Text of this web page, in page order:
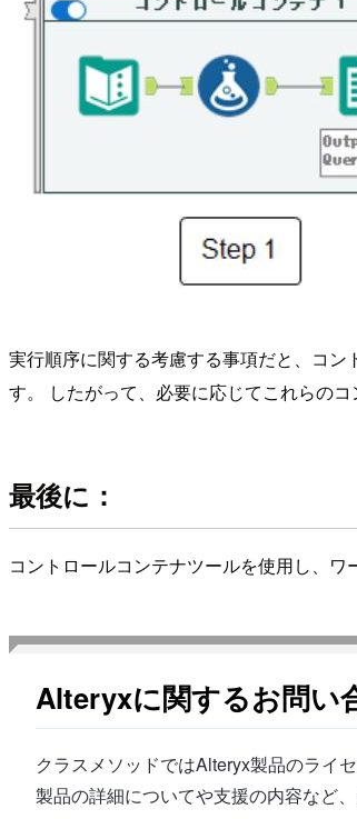
実行順序に関する考慮する事項だと、コ
す。 したがって、必要に応じてこれらの
最後に：
コントロールコンテナツールを使用し、ワ
Alteryxに関するお問い
クラスメソッドではAlteryx製品のライ
製品の詳細についてや支援の内容など